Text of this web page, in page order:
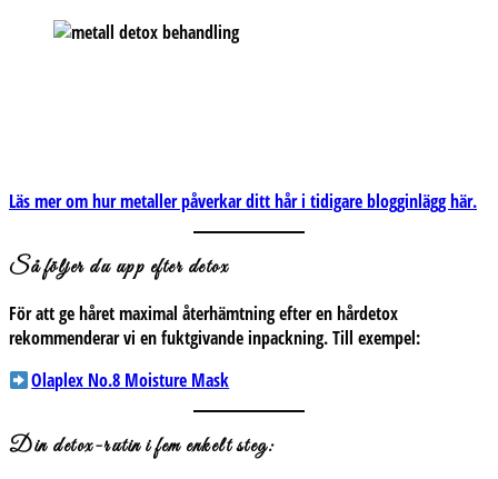
Läs mer om hur metaller påverkar ditt hår i tidigare blogginlägg här.
Så följer du upp efter detox
För att ge håret maximal återhämtning efter en hårdetox
rekommenderar vi en fuktgivande inpackning.Till exempel:
Olaplex No.8 Moisture Mask
Din detox-rutin i fem enkelt steg: